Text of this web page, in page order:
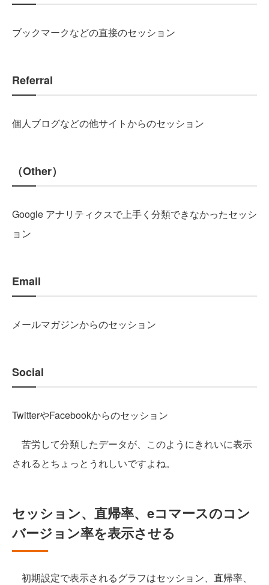
ブックマークなどの直接のセッション
Referral
個人ブログなどの他サイトからのセッション
（Other）
Google アナリティクスで上手く分類できなかったセッシ
ョン
Email
メールマガジンからのセッション
Social
TwitterやFacebookからのセッション
苦労して分類したデータが、このようにきれいに表示
されるとちょっとうれしいですよね。
セッション、直帰率、eコマースのコン
バージョン率を表示させる
初期設定で表示されるグラフはセッション、直帰率、